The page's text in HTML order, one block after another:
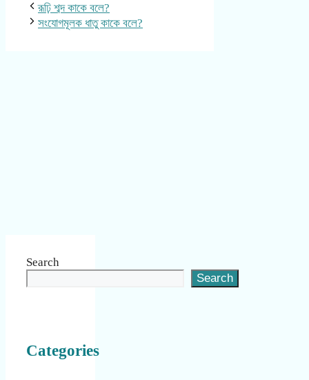
রূঢ়ি শব্দ কাকে বলে?
সংযোগমূলক ধাতু কাকে বলে?
Search
Search
Categories